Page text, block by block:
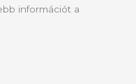
információt a